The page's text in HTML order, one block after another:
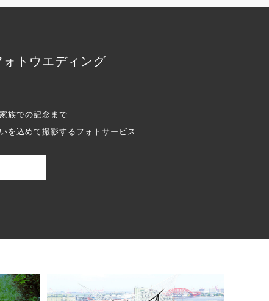
トウエディング
族での記念まで
を込めて撮影するフォトサービス